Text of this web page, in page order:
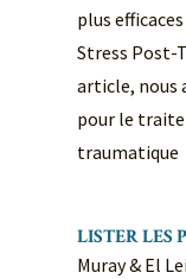
plus
Stress Post-
article, nous
pour le
traumatique
LISTER LES
Muray & El